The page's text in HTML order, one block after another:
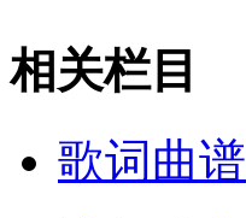
相关栏目
歌词曲谱